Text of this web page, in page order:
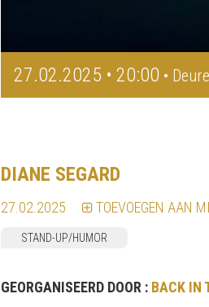
27.02.2025 • 20:00 •
DIANE SEGARD
27.02.2025 TOEVOEGEN AAN
STAND-UP/HUMOR
GEORGANISEERD DOOR : BACK IN